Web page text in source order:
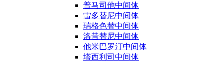
普马司他中间体
雷多替尼中间体
瑞格色替中间体
洛昔替尼中间体
他米巴罗汀中间体
塔西利司中间体